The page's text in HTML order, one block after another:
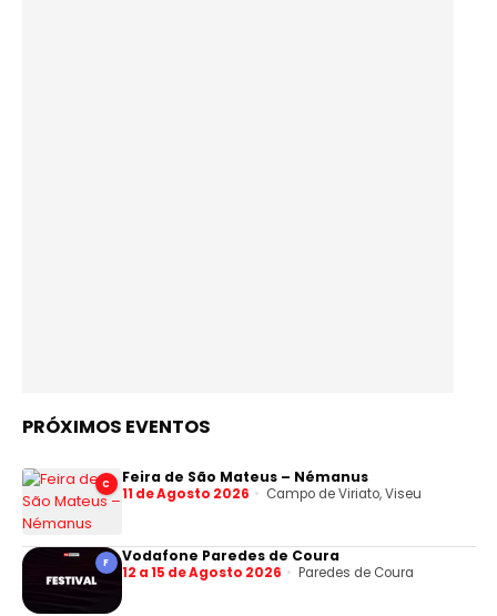
PRÓXIMOS EVENTOS
C Feira de São Mateus – Némanus
11 de Agosto 2026 Campo de Viriato, Viseu
F Vodafone Paredes de Coura
12 a 15 de Agosto 2026 Paredes de Coura